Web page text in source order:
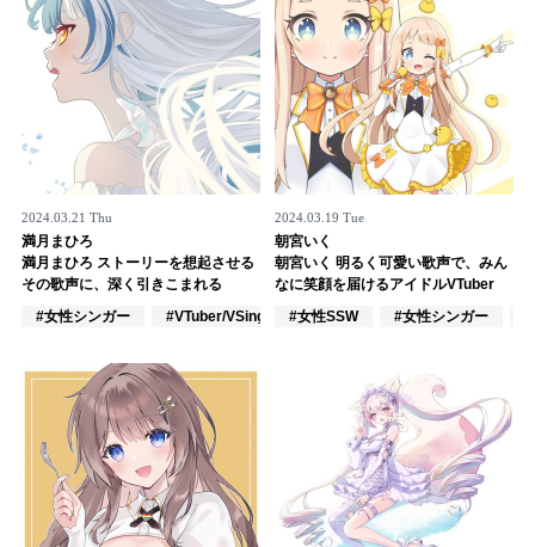
2024.03.21 Thu
満月まひろ
満月まひろ ストーリーを想起させる
その歌声に、深く引きこまれる
#女性シンガー
#VTuber/VSinger #アカペラ
2024.03.19 Tue
朝宮いく
朝宮いく 明るく可愛い歌声で、みん
なに笑顔を届けるアイドルVTuber
#女性SSW
#女性シンガー